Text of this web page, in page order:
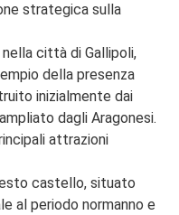
strategica sulla
città di Gallipoli,
della presenza
inizialmente dai
dagli Aragonesi.
attrazioni
castello, situato
al periodo normanno e